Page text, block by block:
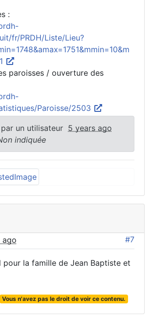
:
fr/PRDH/Liste/Lieu?
paroisses / ouverture des
Paroisse/2503
un utilisateur 5 years ago
indiquée
ago #7
pour la famille de Jean Baptiste et
Vous n'avez pas le droit de voir ce contenu.